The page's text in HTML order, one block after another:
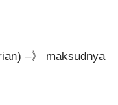
–》 maksudnya